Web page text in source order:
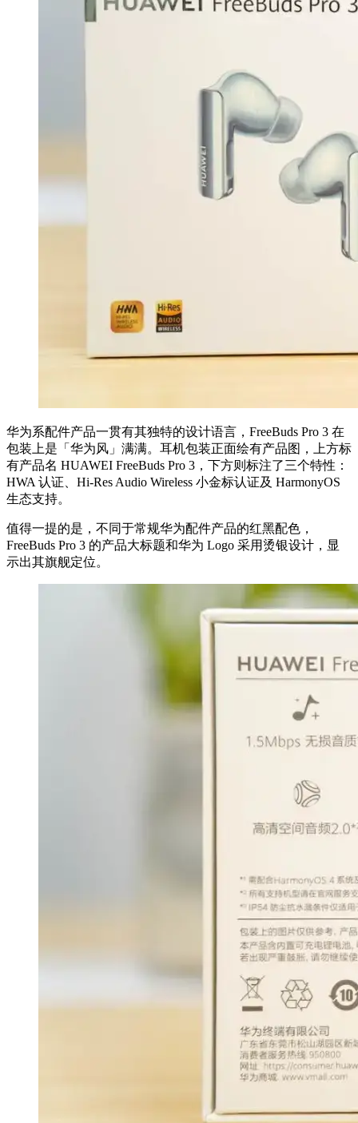
华为系配件产品一贯有其独特的设计语言，FreeBuds Pro 3 在
包装上是「华为风」满满。耳机包装正面绘有产品图，上方标
有产品名 HUAWEI FreeBuds Pro 3，下方则标注了三个特性：
HWA 认证、Hi-Res Audio Wireless 小金标认证及 HarmonyOS
生态支持。
值得一提的是，不同于常规华为配件产品的红黑配色，
FreeBuds Pro 3 的产品大标题和华为 Logo 采用烫银设计，显
示出其旗舰定位。